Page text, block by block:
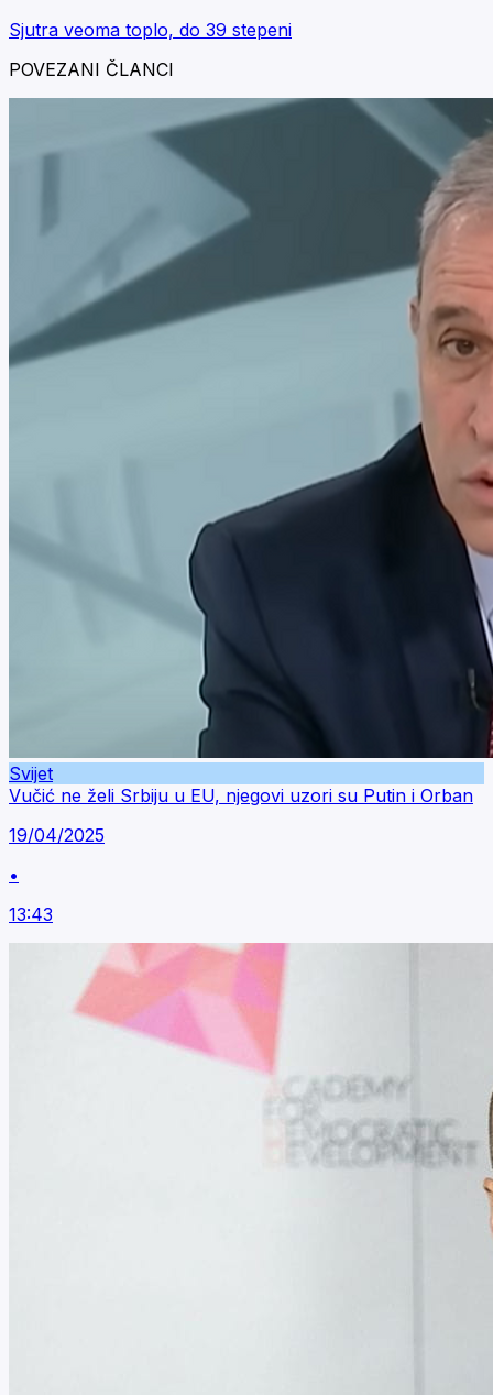
Sjutra veoma toplo, do 39 stepeni
POVEZANI ČLANCI
Svijet
Vučić ne želi Srbiju u EU, njegovi uzori su Putin i Orban
19/04/2025
•
13:43